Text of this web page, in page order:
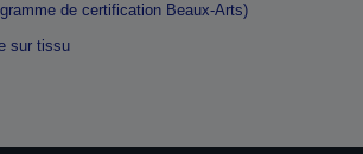
de certification Beaux-Arts)
sur tissu